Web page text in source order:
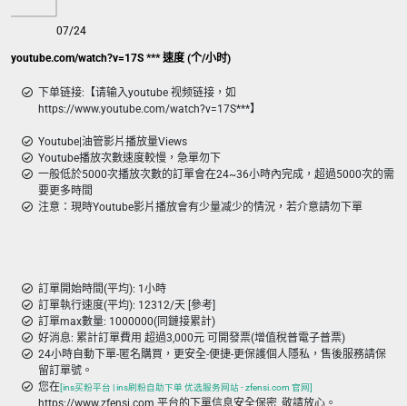
watch?v=17S *** 速度 (个/小时)
07/24
下单链接:【请输入youtube 视频链接，如
https://www.youtube.com/watch?v=17S***】
Youtube|油管影片播放量Views
Youtube播放次數速度較慢，急單勿下
一般低於5000次播放次數的訂單會在24~36小時內完成，超過5000次的需
要更多時間
注意：現時Youtube影片播放會有少量减少的情況，若介意請勿下單
訂單開始時間(平均): 1小時
訂單執行速度(平均): 12312/天 [參考]
訂單max數量: 1000000(同鏈接累計)
好消息: 累計訂單費用 超過3,000元 可開發票(增值稅普電子普票)
24小時自動下單-匿名購買，更安全-便捷-更保護個人隱私，售後服務請保
留訂單號。
您在[ins买粉平台 | ins刷粉自助下单 优选服务网站 - zfensi.com 官网]
https://www.zfensi.com 平台的下單信息安全保密, 敬請放心。